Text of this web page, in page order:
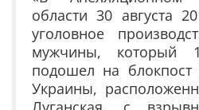
области 30 августа
уголовное
мужчины, который
подошел на
Украины,